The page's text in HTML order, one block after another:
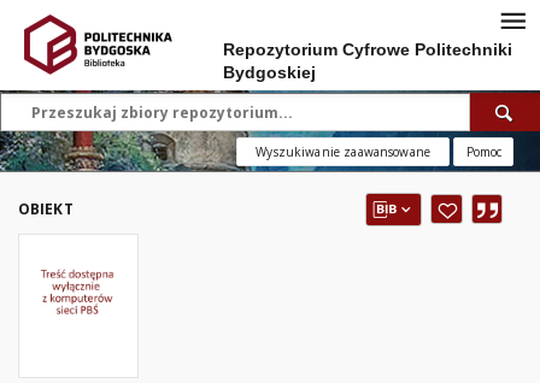
Repozytorium Cyfrowe Politechniki
Bydgoskiej
Wyszukiwanie zaawansowane Pomoc
OBIEKT